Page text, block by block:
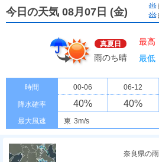
今日の天気 08月07日 (金)
真夏日
雨のち晴
最高
最低
時間 00-06 06-12
降水確率 40% 40%
最大風速 東 3m/s
奈良県の